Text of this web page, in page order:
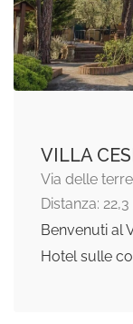
VILLA
Via delle
Distanza:
Benvenuti al
Hotel sulle